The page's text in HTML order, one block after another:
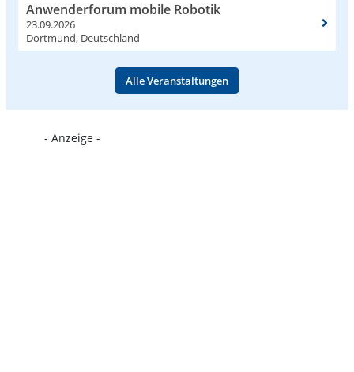
Anwenderforum mobile Robotik
23.09.2026
Dortmund, Deutschland
Alle Veranstaltungen
- Anzeige -